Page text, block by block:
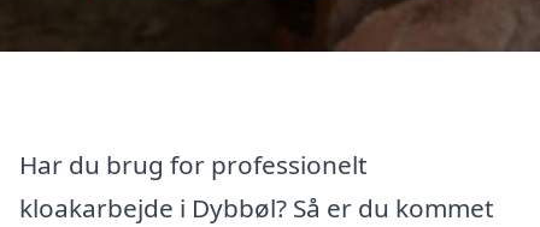
Har du brug for professionelt
kloakarbejde i Dybbøl? Så er du kommet